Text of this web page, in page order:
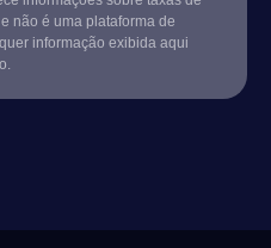
não é uma plataforma de
informação exibida aqui